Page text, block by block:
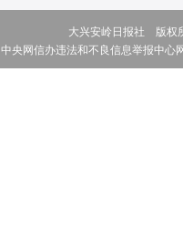
大兴安岭日报社 版
中央网信办违法和不良信息举报中心